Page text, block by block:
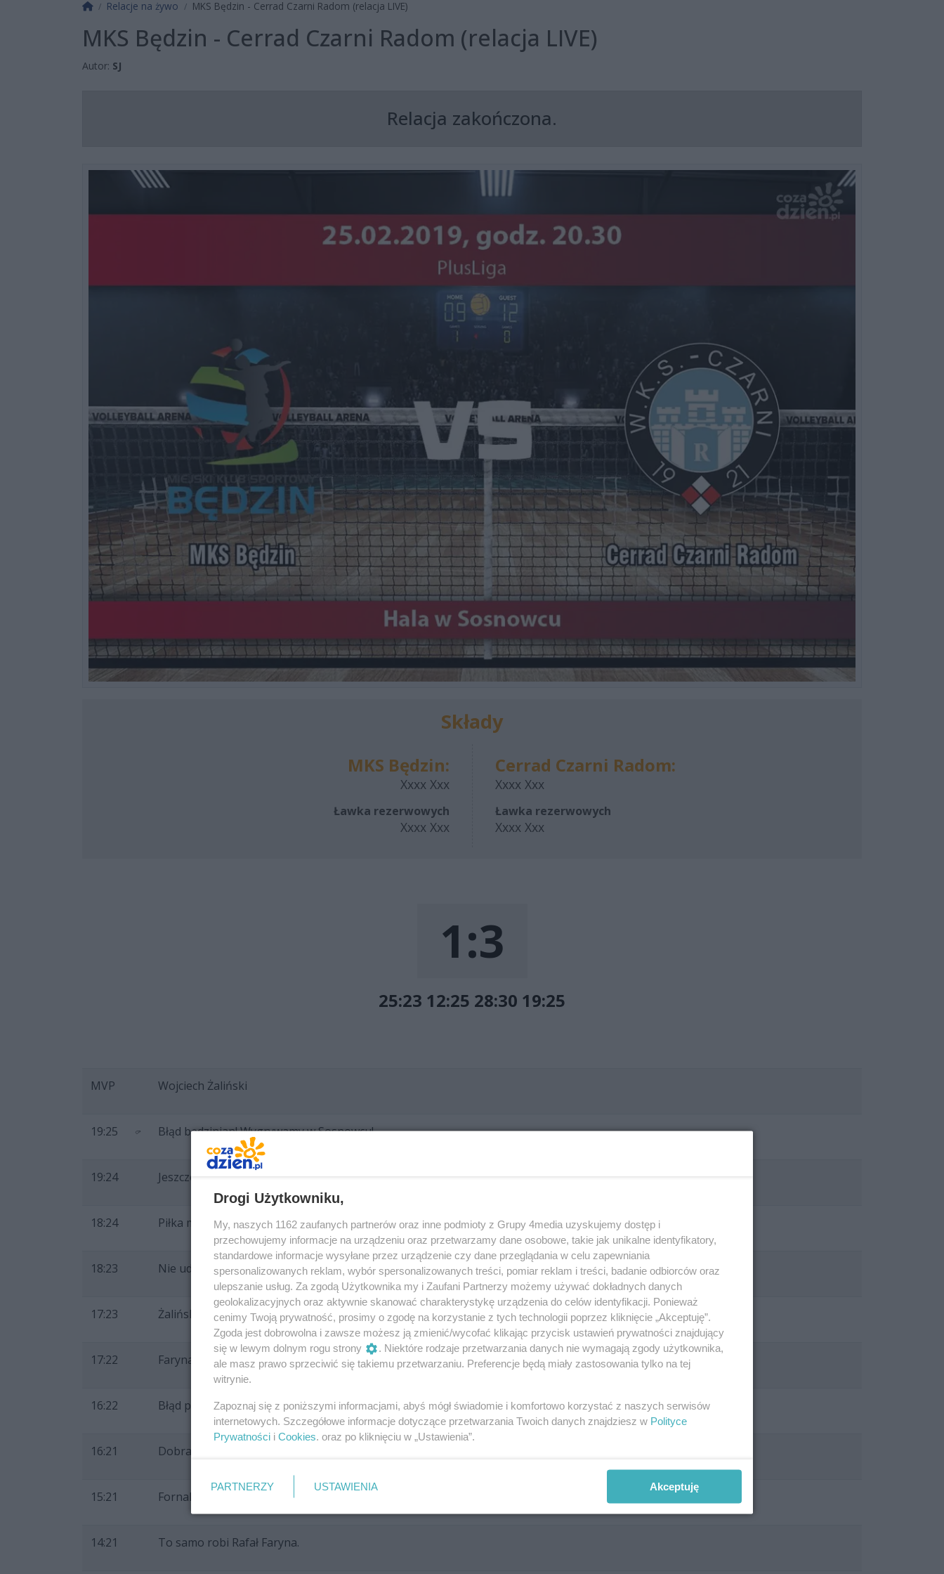
Strona główna
Relacje na żywo MKS Będzin - Cerrad Czarni Radom (relacja LIVE)
MKS Będzin - Cerrad Czarni Radom (relacja LIVE)
Autor: SJ
Relacja zakończona.
Składy
MKS Będzin:
Xxxx Xxx
Ławka rezerwowych
Xxxx Xxx
Cerrad Czarni Radom:
Xxxx Xxx
Ławka rezerwowych
Xxxx Xxx
1:3
25:23 12:25 28:30 19:25
MVP Wojciech Żaliński
19:25 Błąd będzinian! Wygrywamy w Sosnowcu!
19:24 Jeszcze z drugiej linii udanie atakują rywale.
18:24 Piłka meczowa dla Czarnych!
18:23 Nie udało się obronić mocnego ataku gospodarzy.
17:23 Żaliński pewnie atakuje.
17:22 Faryna korzysta z krótkiego przebicia piłki przez naszą drużynę.
16:22 Błąd przekroczenia linii przy zagrywce.
16:21 Dobra zagrywka i jeszcze lepszy blok ze strony gospodarzy.
15:21 Fornal także źle zagrywa.
14:21 To samo robi Rafał Faryna.
Drogi Użytkowniku,
My, naszych 1162 zaufanych partnerów oraz inne podmioty z Grupy 4media uzyskujemy dostęp i
przechowujemy informacje na urządzeniu oraz przetwarzamy dane osobowe, takie jak unikalne identyfikatory,
standardowe informacje wysyłane przez urządzenie czy dane przeglądania w celu zapewniania
spersonalizowanych reklam, wybór spersonalizowanych treści, pomiar reklam i treści, badanie odbiorców oraz
ulepszanie usług. Za zgodą Użytkownika my i Zaufani Partnerzy możemy używać dokładnych danych
geolokalizacyjnych oraz aktywnie skanować charakterystykę urządzenia do celów identyfikacji. Ponieważ
cenimy Twoją prywatność, prosimy o zgodę na korzystanie z tych technologii poprzez kliknięcie „Akceptuję”.
Zgoda jest dobrowolna i zawsze możesz ją zmienić/wycofać klikając przycisk ustawień prywatności znajdujący
się w lewym dolnym rogu strony
. Niektóre rodzaje przetwarzania danych nie wymagają zgody użytkownika,
ale masz prawo sprzeciwić się takiemu przetwarzaniu. Preferencje będą miały zastosowania tylko na tej
witrynie.
Zapoznaj się z poniższymi informacjami, abyś mógł świadomie i komfortowo korzystać z naszych serwisów
internetowych. Szczegółowe informacje dotyczące przetwarzania Twoich danych znajdziesz w Polityce
Prywatności i Cookies. oraz po kliknięciu w „Ustawienia”.
PARTNERZY USTAWIENIA Akceptuję